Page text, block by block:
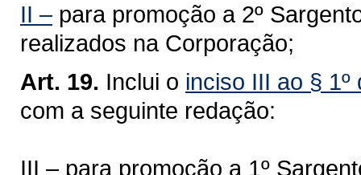
II –para promoção a 2º
realizados na Corporação;
Art. 19. Inclui o inciso III ao §
com a seguinte redação:
III – para promoção a 1º